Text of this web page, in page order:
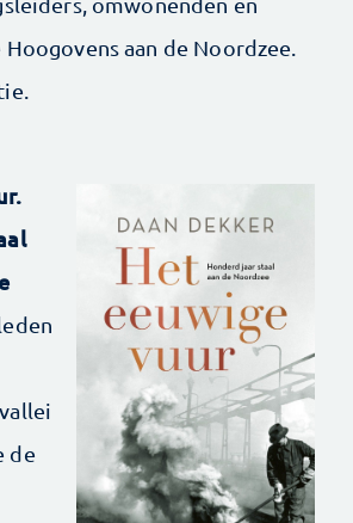
aan de Noordzee.
de